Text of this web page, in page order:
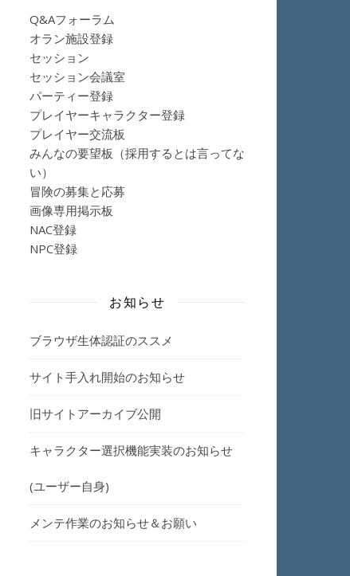
Q&Aフォーラム
オラン施設登録
セッション
セッション会議室
パーティー登録
プレイヤーキャラクター登録
プレイヤー交流板
みんなの要望板（採用するとは言ってな
い）
冒険の募集と応募
画像専用掲示板
NAC登録
NPC登録
お知らせ
ブラウザ生体認証のススメ
サイト手入れ開始のお知らせ
旧サイトアーカイブ公開
キャラクター選択機能実装のお知らせ
(ユーザー自身)
メンテ作業のお知らせ＆お願い